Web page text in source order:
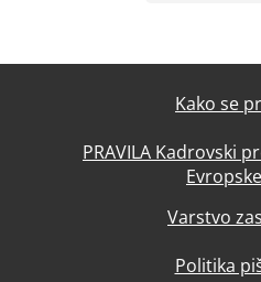
Kako se
PRAVILA Kadrovski
Varstvo
Politika